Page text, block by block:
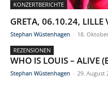
KONZERTBERICHTE
GRETA, 06.10.24, LILLE
Stephan Wüstenhagen - 18.
REZENSIONEN
WHO IS LOUIS – ALIVE
Stephan Wüstenhagen - 29. August